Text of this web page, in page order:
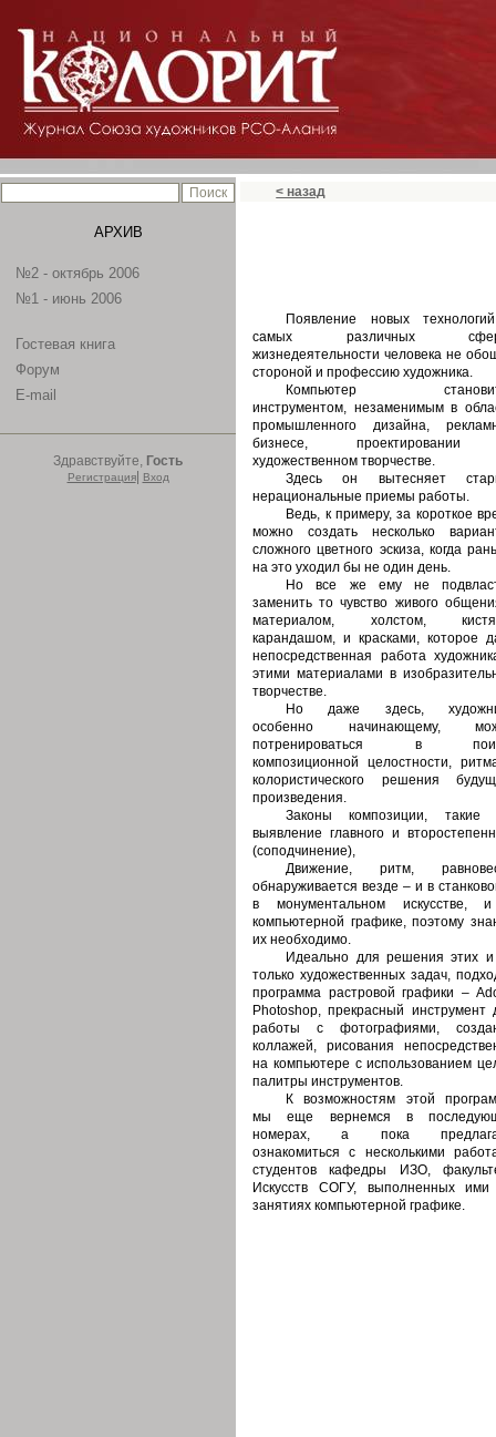
АРХИВ
№2 - октябрь 2006
№1 - июнь 2006
Гостевая книга
Форум
E-mail
Здравствуйте, Гость
Регистрация| Вход
< назад
Появление новых
самых различных
жизнедеятельности человека не
стороной и профессию художника.
Компьютер
инструментом, незаменимым в
промышленного дизайна,
бизнесе,
художественном творчестве.
Здесь он вытесняет
нерациональные приемы работы.
Ведь, к примеру, за короткое
можно создать несколько
сложного цветного эскиза, когда
на это уходил бы не один день.
Но все же ему не
заменить то чувство живого
материалом, холстом,
карандашом, и красками, которое
непосредственная работа
этими материалами в
творчестве.
Но даже здесь,
особенно начинающему,
потренироваться в
композиционной целостности,
колористического решения
произведения.
Законы композиции, такие
выявление главного и
(соподчинение),
Движение, ритм,
обнаруживается везде – и в
в монументальном искусстве,
компьютерной графике, поэтому
их необходимо.
Идеально для решения этих
только художественных задач,
программа растровой графики –
Photoshop, прекрасный инструмент
работы с фотографиями,
коллажей, рисования
на компьютере с использованием
палитры инструментов.
К возможностям этой
мы еще вернемся в
номерах, а пока
ознакомиться с несколькими
студентов кафедры ИЗО,
Искусств СОГУ, выполненных
занятиях компьютерной графике.